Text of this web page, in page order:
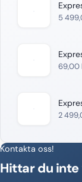
5
69,00
2
Kontakta oss!
Hittar du